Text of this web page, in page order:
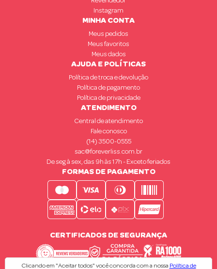
Instagram
MINHA CONTA
Meus pedidos
Meus favoritos
Meus dados
AJUDA E POLÍTICAS
Política de troca e devolução
Política de pagamento
Política de privacidade
ATENDIMENTO
Central de atendimento
Fale conosco
(14) 3500-0555
sac@foreverliss.com.br
De seg à sex, das 9h às 17h - Exceto feriados
FORMAS DE PAGAMENTO
CERTIFICADOS DE SEGURANÇA
Clicando em "Aceitar todos" você concorda com a nossa Política de